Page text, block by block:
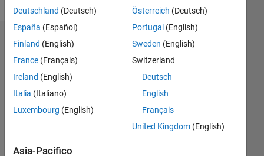
Badge
Mohamed
Abdelwahab's
MATLAB
Deutschland (Deutsch)
España (Español)
Finland (English)
France (Français)
Ireland (English)
Italia (Italiano)
Luxembourg (English)
Österreich (Deutsch)
Portugal (English)
Sweden (English)
Switzerland
Deutsch
English
Français
United Kingdom(English)
Asia-Pacifico